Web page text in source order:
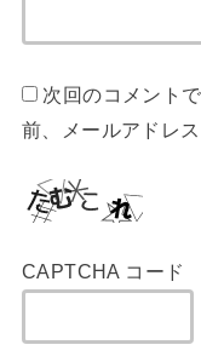
次回のコメント
前、メールアドレ
CAPTCHA コード